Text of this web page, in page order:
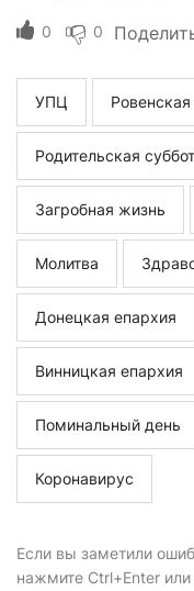
0 0
УПЦ
Родительская
Загробная жизнь
Молитва
Донецкая епархия
Винницкая епархия
Поминальный день
Коронавирус
Если вы заметили
нажмите Ctrl+Enter или